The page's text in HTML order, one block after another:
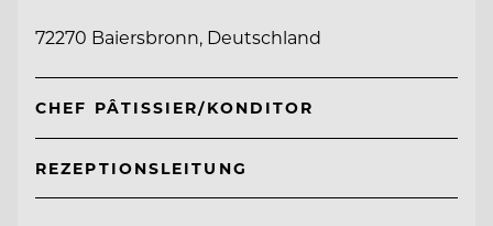
72270 Baiersbronn, Deutschland
CHEF PÂTISSIER/KONDITOR
REZEPTIONSLEITUNG